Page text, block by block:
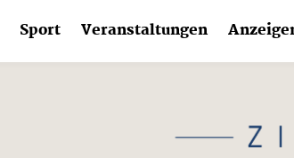
Sport Veranstaltungen